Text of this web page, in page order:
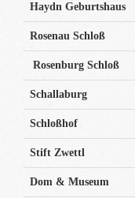
Haydn Geburtshaus
Rosenau Schloß
Rosenburg Schloß
Schallaburg
Schloßhof
Stift Zwettl
Dom & Museum